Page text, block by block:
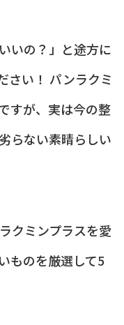
いの？」と途方に
さい！ パンラクミ
すが、実は今の整
らない素晴らしい
クミンプラスを愛
ものを厳選して5